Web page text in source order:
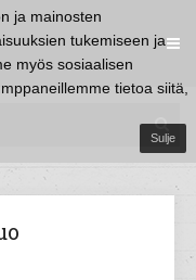
ja mainosten
tukemiseen ja
myös sosiaalisen
tietoa siitä,
Sulje